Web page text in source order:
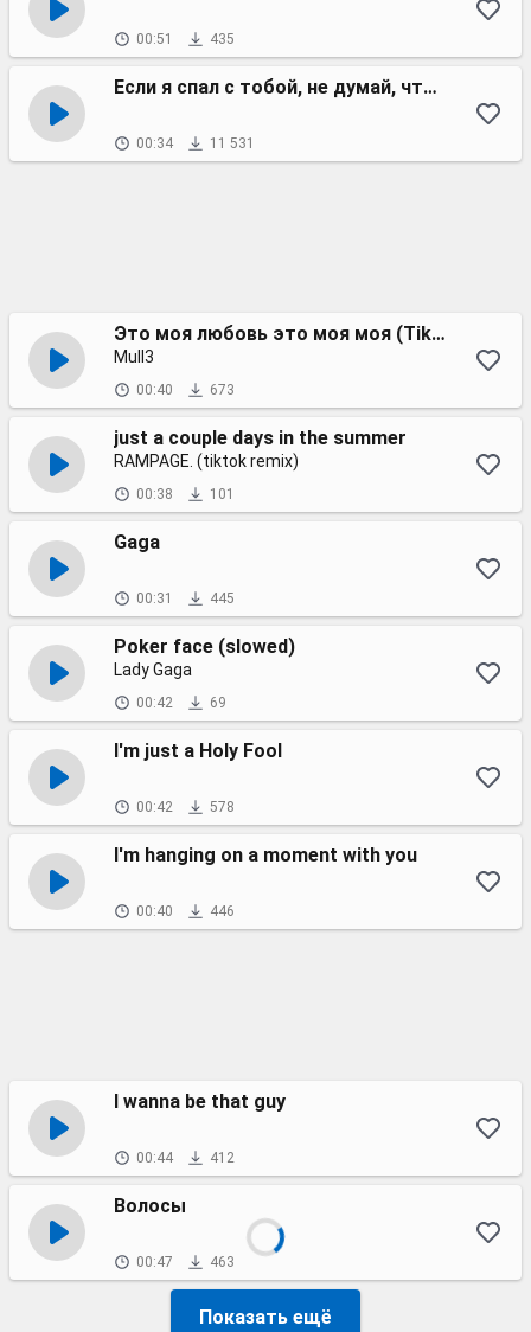
00:51 435
Если я спал с тобой, не думай, что я твой
00:34 11 531
Это моя любовь это моя моя (Tik Tok speed up remix)
Mull3
00:40 673
just a couple days in the summer
RAMPAGE. (tiktok remix)
00:38 101
Gaga
00:31 445
Poker face (slowed)
Lady Gaga
00:42 69
I'm just a Holy Fool
00:42 578
I'm hanging on a moment with you
00:40 446
I wanna be that guy
00:44 412
Волосы
00:47 463
Показать ещё